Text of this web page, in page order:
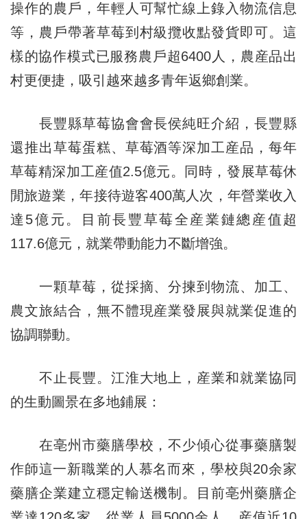
操作的農戶，年輕人可幫忙線上錄入物流信息
等，農戶帶著草莓到村級攬收點發貨即可。這
樣的協作模式已服務農戶超6400人，農産品出
村更便捷，吸引越來越多青年返鄉創業。
長豐縣草莓協會會長侯純旺介紹，長豐縣
還推出草莓蛋糕、草莓酒等深加工産品，每年
草莓精深加工産值2.5億元。同時，發展草莓休
閒旅遊業，年接待遊客400萬人次，年營業收入
達5億元。目前長豐草莓全産業鏈總産值超
117.6億元，就業帶動能力不斷增強。
一顆草莓，從採摘、分揀到物流、加工、
農文旅結合，無不體現産業發展與就業促進的
協調聯動。
不止長豐。江淮大地上，産業和就業協同
的生動圖景在多地鋪展：
在亳州市藥膳學校，不少傾心從事藥膳製
作師這一新職業的人慕名而來，學校與20余家
藥膳企業建立穩定輸送機制。目前亳州藥膳企